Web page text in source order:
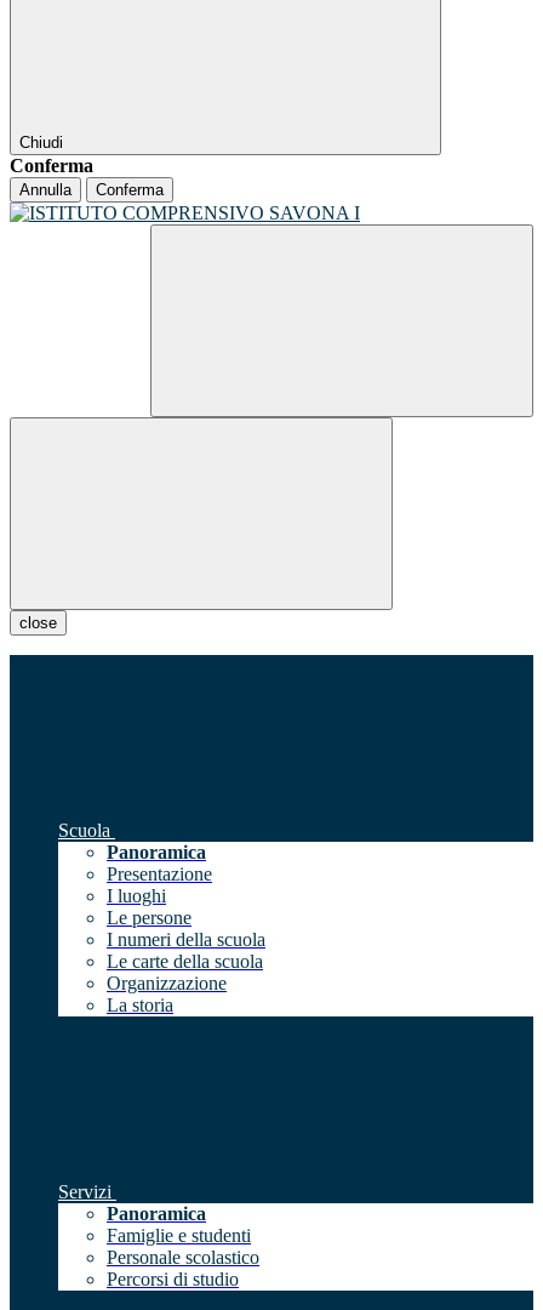
Chiudi
Conferma
Annulla Conferma
close
Scuola
Panoramica
Presentazione
I luoghi
Le persone
I numeri della scuola
Le carte della scuola
Organizzazione
La storia
Servizi
Panoramica
Famiglie e studenti
Personale scolastico
Percorsi di studio